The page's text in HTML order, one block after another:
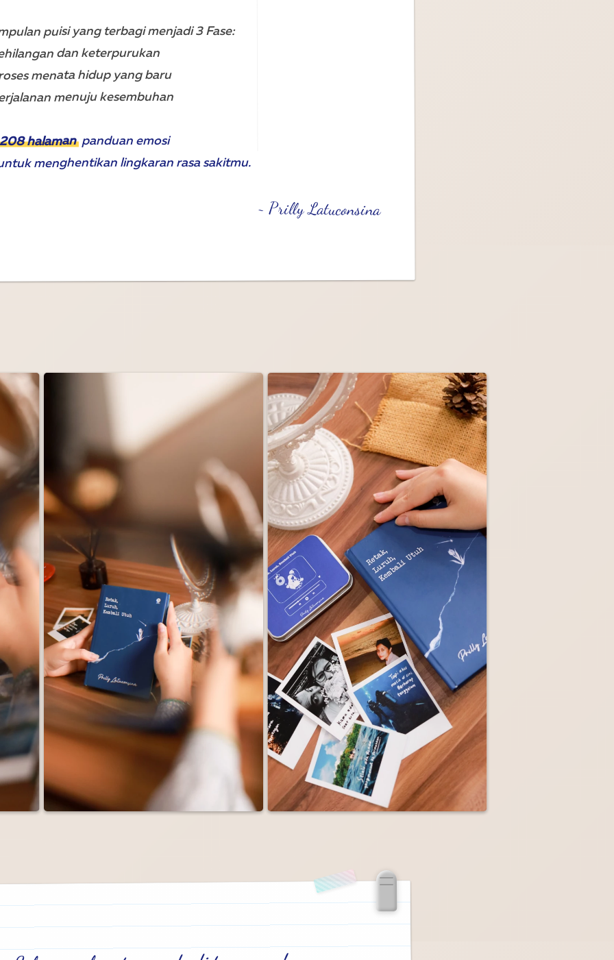
puisi yang terbagi menjadi 3 Fase:
dan keterpurukan
menata hidup yang baru
menuju kesembuhan
halaman panduan emosi
menghentikan lingkaran rasa sakitmu.
~ Prilly Latuconsina